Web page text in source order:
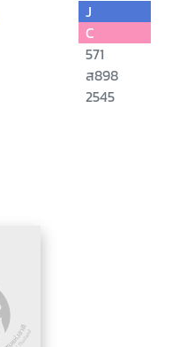
J
C
571
ส898
2545